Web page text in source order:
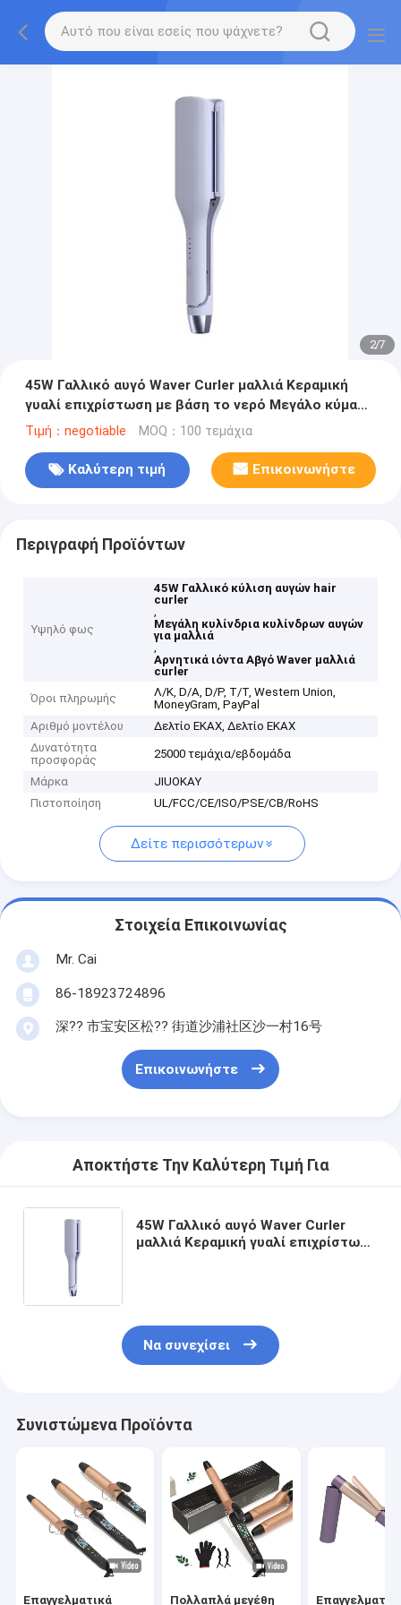
2/7
45W Γαλλικό αυγό Waver Curler μαλλιά Κεραμική
γυαλί επιχρίστωση με βάση το νερό Μεγάλο κύμα
κύματος αρνητικά ιόντα Γρήγορη θέρμανση
Τιμή：negotiable MOQ：100 τεμάχια
Καλύτερη τιμή Επικοινωνήστε
Περιγραφή Προϊόντων
Υψηλό φως
45W Γαλλικό κύλιση αυγών hair
curler
,
Μεγάλη κυλίνδρια κυλίνδρων αυγών
για μαλλιά
,
Αρνητικά ιόντα Αβγό Waver μαλλιά
curler
Όροι πληρωμής
Λ/Κ, D/A, D/P, T/T, Western Union,
MoneyGram, PayPal
Αριθμό μοντέλου
Δελτίο ΕΚΑΧ, Δελτίο ΕΚΑΧ
Δυνατότητα
προσφοράς
25000 τεμάχια/εβδομάδα
Μάρκα
JIUOKAY
Πιστοποίηση
UL/FCC/CE/ISO/PSE/CB/RoHS
Δείτε περισσότερων
Στοιχεία Επικοινωνίας
Mr. Cai
86-18923724896
深?? 市宝安区松?? 街道沙浦社区沙一村16号
Επικοινωνήστε
Αποκτήστε Την Καλύτερη Τιμή Για
45W Γαλλικό αυγό Waver Curler
μαλλιά Κεραμική γυαλί επιχρίστωση
Να συνεχίσει
Συνιστώμενα Προϊόντα
Επαγγελματικά Πολλαπλά μεγέθη